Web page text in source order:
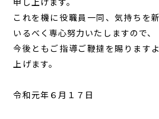
これを機に役職員一同、気持ちを
いるべく専心努力いたしますので、
今後ともご指導ご鞭撻を賜ります
上げます。
令和元年６月１７日